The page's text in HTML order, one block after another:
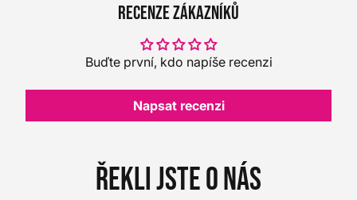
Recenze zákazníků
Buďte první, kdo napíše recenzi
Napsat recenzi
Řekli jste o nás